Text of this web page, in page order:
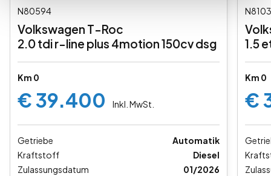
N80594
Volkswagen T-Roc
2.0 tdi r-line plus 4motion 150cv dsg
Km 0
€ 39.400 Inkl. MwSt.
Getriebe
Automatik
Kraftstoff
Diesel
Zulassungsdatum
01/2026
1.5
Km 0
€